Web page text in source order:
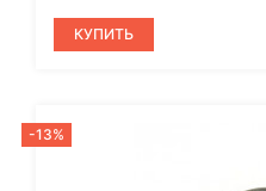
КУПИТЬ
-13%